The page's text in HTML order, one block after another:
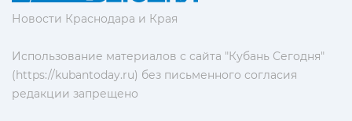
Новости Краснодара и Края
Использование материалов с сайта "Кубань Сегодня"
(https://kubantoday.ru) без письменного согласия
редакции запрещено